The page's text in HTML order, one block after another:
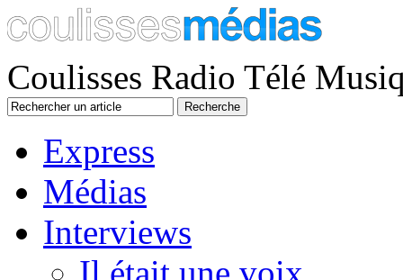
Coulisses Radio Télé
Express
Médias
Interviews